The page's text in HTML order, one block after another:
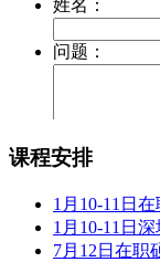
课程安排
1月10-11日
1月10-11日
7月12日在职